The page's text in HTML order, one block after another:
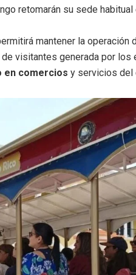
retomarán su sede habitual
mantener la
visitantes generada por los
en comercios y servicios del